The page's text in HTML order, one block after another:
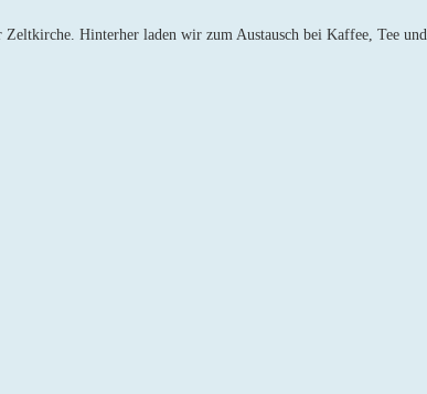
Hinterher laden wir zum Austausch bei Kaffee, Tee